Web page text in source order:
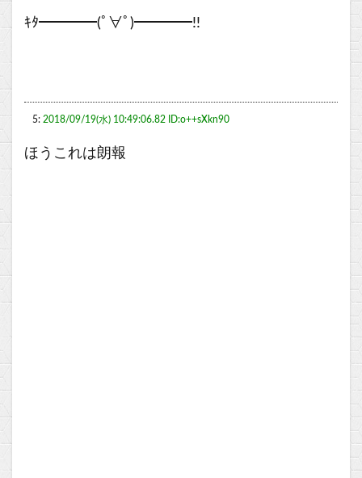
ｷﾀ━━━━(ﾟ∀ﾟ)━━━━!!
5: 2018/09/19(水) 10:49:06.82 ID:o++sXkn90
ほうこれは朗報